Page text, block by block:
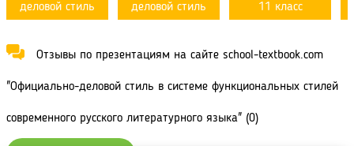
деловой стиль
деловой стиль
11 класс
Отзывы по презентациям на сайте school-textbook.com
"Официально-деловой стиль в системе функциональных стилей
современного русского литературного языка" (0)